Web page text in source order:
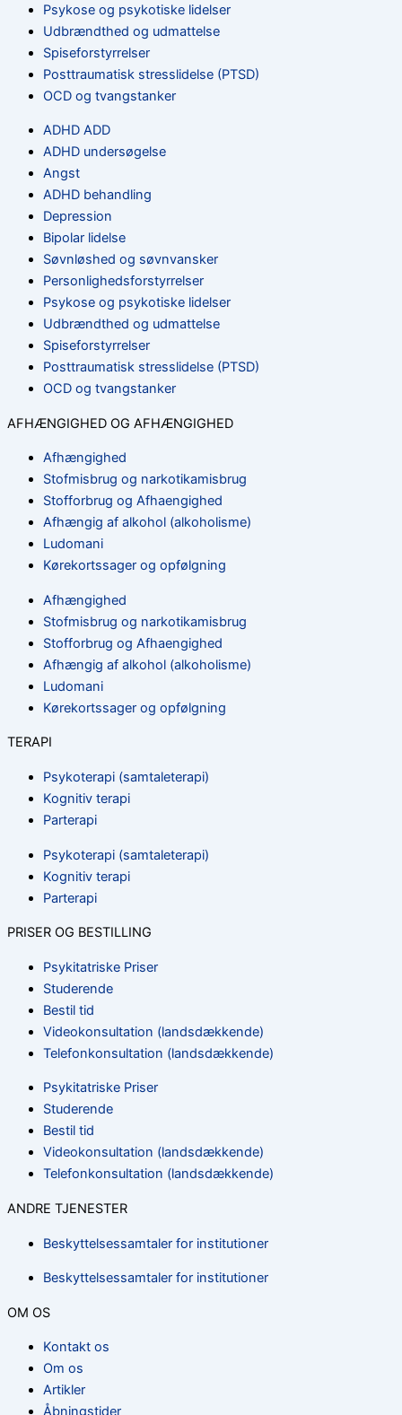
Psykose og psykotiske lidelser
Udbrændthed og udmattelse
Spiseforstyrrelser
Posttraumatisk stresslidelse (PTSD)
OCD og tvangstanker
ADHD ADD
ADHD undersøgelse
Angst
ADHD behandling
Depression
Bipolar lidelse
Søvnløshed og søvnvansker
Personlighedsforstyrrelser
Psykose og psykotiske lidelser
Udbrændthed og udmattelse
Spiseforstyrrelser
Posttraumatisk stresslidelse (PTSD)
OCD og tvangstanker
AFHÆNGIGHED OG AFHÆNGIGHED
Afhængighed
Stofmisbrug og narkotikamisbrug
Stofforbrug og Afhaengighed
Afhængig af alkohol (alkoholisme)
Ludomani
Kørekortssager og opfølgning
Afhængighed
Stofmisbrug og narkotikamisbrug
Stofforbrug og Afhaengighed
Afhængig af alkohol (alkoholisme)
Ludomani
Kørekortssager og opfølgning
TERAPI
Psykoterapi (samtaleterapi)
Kognitiv terapi
Parterapi
Psykoterapi (samtaleterapi)
Kognitiv terapi
Parterapi
PRISER OG BESTILLING
Psykitatriske Priser
Studerende
Bestil tid
Videokonsultation (landsdækkende)
Telefonkonsultation (landsdækkende)
Psykitatriske Priser
Studerende
Bestil tid
Videokonsultation (landsdækkende)
Telefonkonsultation (landsdækkende)
ANDRE TJENESTER
Beskyttelsessamtaler for institutioner
Beskyttelsessamtaler for institutioner
OM OS
Kontakt os
Om os
Artikler
Åbningstider